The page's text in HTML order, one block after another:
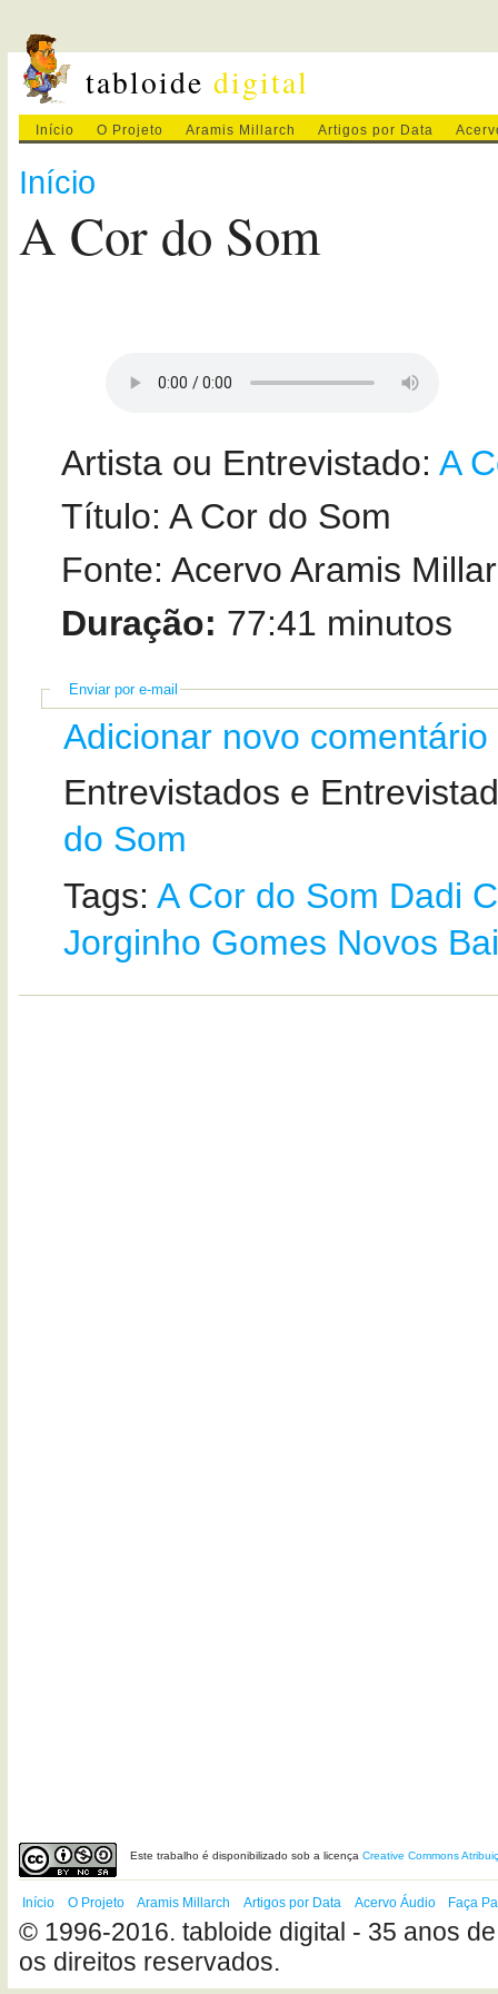
tabloidedigital
Início O Projeto Aramis Millarch Artigos por Data
Início
A Cor do Som
Artista ou Entrevistado: A
Título: A Cor do Som
Fonte: Acervo Aramis
Duração: 77:41 minutos
Enviar por e-mail
Adicionar novo comentário
Entrevistados e
do Som
Tags: A Cor do Som Dadi
Jorginho Gomes Novos
Estetrabalho é disponibilizado sob a licençaCreative Commons
Início O Projeto Aramis Millarch Artigos por Data Acervo Áudio Faça
© 1996-2016. tabloide digital - 35 anos
os direitos reservados.